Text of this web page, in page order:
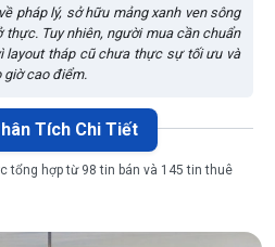
pháp lý, sở hữu mảng xanh ven sông
thực. Tuy nhiên, người mua cần chuẩn
layout tháp cũ chưa thực sự tối ưu và
giờ cao điểm.
Tích Chi Tiết
tổng hợp từ 98 tin bán và 145 tin thuê